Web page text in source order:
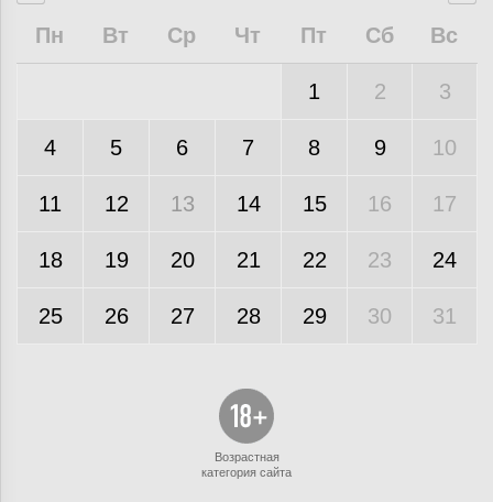
Пн Вт Ср Чт Пт Сб Вс
1 2 3
4 5 6 7 8 9 10
11 12 13 14 15 16 17
18 19 20 21 22 23 24
25 26 27 28 29 30 31
Возрастная
категория сайта